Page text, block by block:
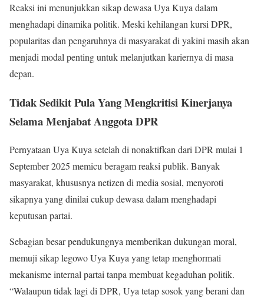
Reaksi ini menunjukkan sikap dewasa Uya Kuya dalam
menghadapi dinamika politik. Meski kehilangan kursi DPR,
popularitas dan pengaruhnya di masyarakat di yakini masih akan
menjadi modal penting untuk melanjutkan kariernya di masa
depan.
Tidak Sedikit Pula Yang Mengkritisi Kinerjanya
Selama Menjabat Anggota DPR
Pernyataan Uya Kuya setelah di nonaktifkan dari DPR mulai 1
September 2025 memicu beragam reaksi publik. Banyak
masyarakat, khususnya netizen di media sosial, menyoroti
sikapnya yang dinilai cukup dewasa dalam menghadapi
keputusan partai.
Sebagian besar pendukungnya memberikan dukungan moral,
memuji sikap legowo Uya Kuya yang tetap menghormati
mekanisme internal partai tanpa membuat kegaduhan politik.
“Walaupun tidak lagi di DPR, Uya tetap sosok yang berani dan